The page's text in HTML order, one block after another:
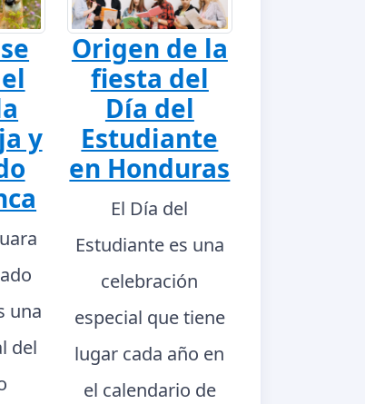
y
una
del
Origen de la
fiesta del
Día del
Estudiante
en Honduras
El Día del
Estudiante es una
celebración
especial que tiene
lugar cada año en
el calendario de